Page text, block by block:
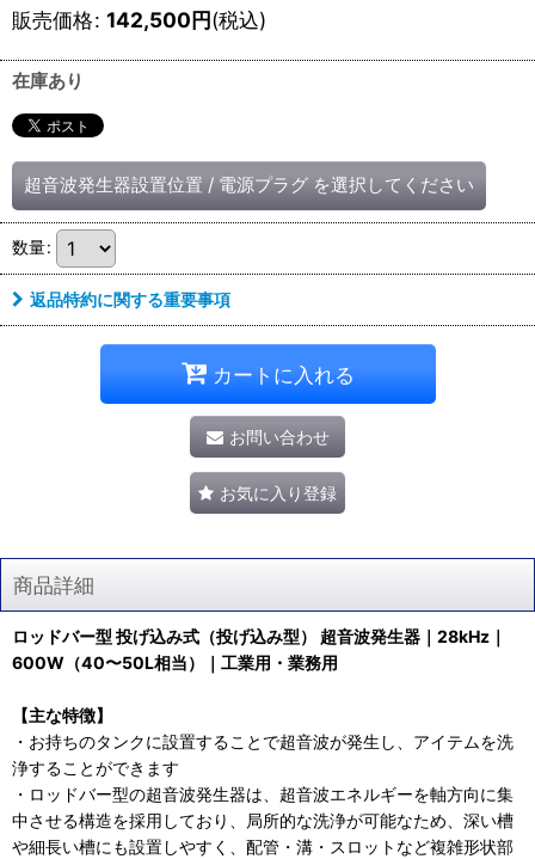
販売価格: 142,500円(税込)
在庫あり
超音波発生器設置位置 / 電源プラグ を選択してください
数量:
返品特約に関する重要事項
カートに入れる
お問い合わせ
お気に入り登録
商品詳細
ロッドバー型 投げ込み式（投げ込み型） 超音波発生器｜28kHz｜
600W（40〜50L相当）｜工業用・業務用
【主な特徴】
・お持ちのタンクに設置することで超音波が発生し、アイテムを洗
浄することができます
・ロッドバー型の超音波発生器は、超音波エネルギーを軸方向に集
中させる構造を採用しており、局所的な洗浄が可能なため、深い槽
や細長い槽にも設置しやすく、配管・溝・スロットなど複雑形状部